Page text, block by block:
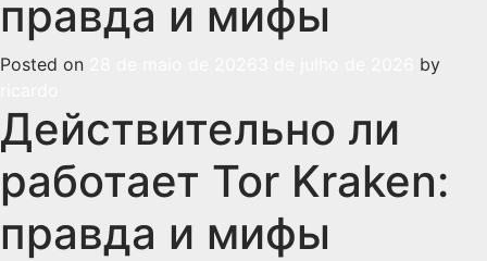
правда и мифы
Posted on
by
Действительно ли
работает Tor Kraken:
правда и мифы